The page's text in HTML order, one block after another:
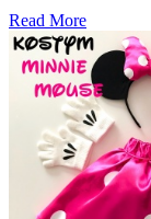
Read More